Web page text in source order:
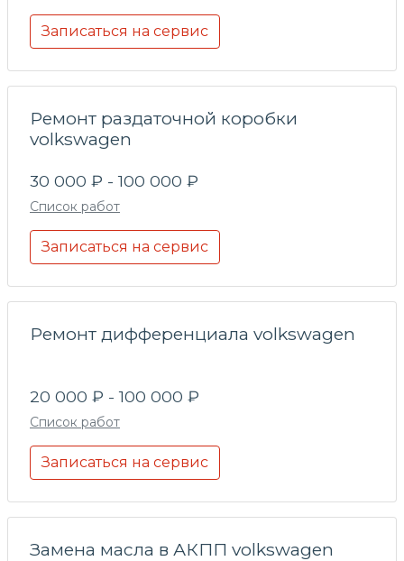
Записаться на сервис
Ремонт раздаточной коробки
volkswagen
30 000 ₽ - 100 000 ₽
Список работ
Записаться на сервис
Ремонт дифференциала volkswagen
20 000 ₽ - 100 000 ₽
Список работ
Записаться на сервис
Замена масла в АКПП volkswagen